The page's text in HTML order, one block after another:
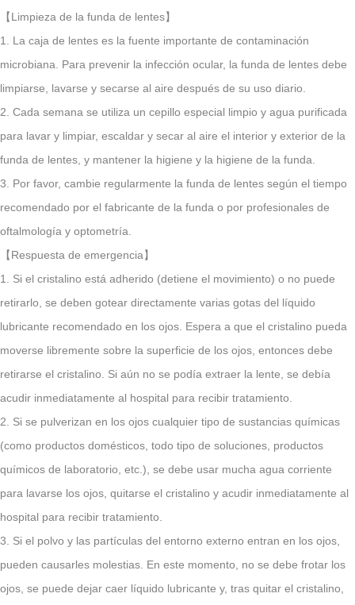
【Limpieza de la funda de lentes】
1. La caja de lentes es la fuente importante de contaminación
microbiana. Para prevenir la infección ocular, la funda de lentes debe
limpiarse, lavarse y secarse al aire después de su uso diario.
2. Cada semana se utiliza un cepillo especial limpio y agua purificada
para lavar y limpiar, escaldar y secar al aire el interior y exterior de la
funda de lentes, y mantener la higiene y la higiene de la funda.
3. Por favor, cambie regularmente la funda de lentes según el tiempo
recomendado por el fabricante de la funda o por profesionales de
oftalmología y optometría.
【Respuesta de emergencia】
1. Si el cristalino está adherido (detiene el movimiento) o no puede
retirarlo, se deben gotear directamente varias gotas del líquido
lubricante recomendado en los ojos. Espera a que el cristalino pueda
moverse libremente sobre la superficie de los ojos, entonces debe
retirarse el cristalino. Si aún no se podía extraer la lente, se debía
acudir inmediatamente al hospital para recibir tratamiento.
2. Si se pulverizan en los ojos cualquier tipo de sustancias químicas
(como productos domésticos, todo tipo de soluciones, productos
químicos de laboratorio, etc.), se debe usar mucha agua corriente
para lavarse los ojos, quitarse el cristalino y acudir inmediatamente al
hospital para recibir tratamiento.
3. Si el polvo y las partículas del entorno externo entran en los ojos,
pueden causarles molestias. En este momento, no se debe frotar los
ojos, se puede dejar caer líquido lubricante y, tras quitar el cristalino,